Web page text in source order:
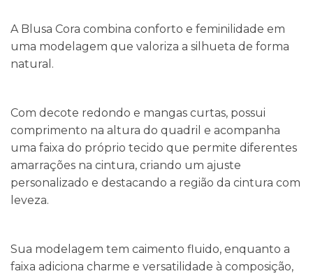
A Blusa Cora combina conforto e feminilidade em
uma modelagem que valoriza a silhueta de forma
natural.
Com decote redondo e mangas curtas, possui
comprimento na altura do quadril e acompanha
uma faixa do próprio tecido que permite diferentes
amarrações na cintura, criando um ajuste
personalizado e destacando a região da cintura com
leveza.
Sua modelagem tem caimento fluido, enquanto a
faixa adiciona charme e versatilidade à composição,